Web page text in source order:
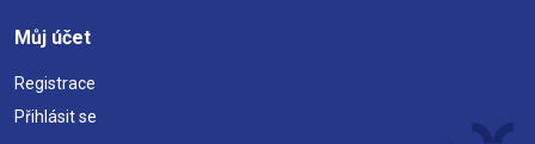
Můj účet
Registrace
Přihlásit se